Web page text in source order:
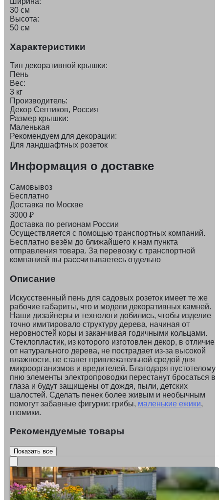
30 см
Высота:
50 см
Характеристики
Тип декоративной крышки:
Пень
Вес:
3 кг
Производитель:
Декор Септиков, Россия
Размер крышки:
Маленькая
Рекомендуем для декорации:
Для ландшафтных розеток
Информация о доставке
Самовывоз
Бесплатно
Доставка по Москве
3000 ₽
Доставка по регионам России
Осуществляется с помощью транспортных компаний.
Бесплатно везём до ближайшего к нам пункта
отправления товара. За перевозку с транспортной
компанией вы рассчитываетесь отдельно
Описание
Искусственный пень для садовых розеток имеет те же
рабочие габариты, что и модели декоративных камней.
Наши дизайнеры и технологи добились, чтобы изделие
точно имитировало структуру дерева, начиная от
неровностей коры и заканчивая годичными кольцами.
Стеклопластик, из которого изготовлен декор, в отличие
от натурального дерева, не пострадает из-за высокой
влажности, не станет привлекательной средой для
микроорганизмов и вредителей. Благодаря пустотелому
пню элементы электропроводки перестанут бросаться в
глаза и будут защищены от дождя, пыли, детских
шалостей. Сделать пенек более живым и необычным
помогут забавные фигурки: грибы, маленькие ежики,
гномики.
Рекомендуемые товары
Показать все